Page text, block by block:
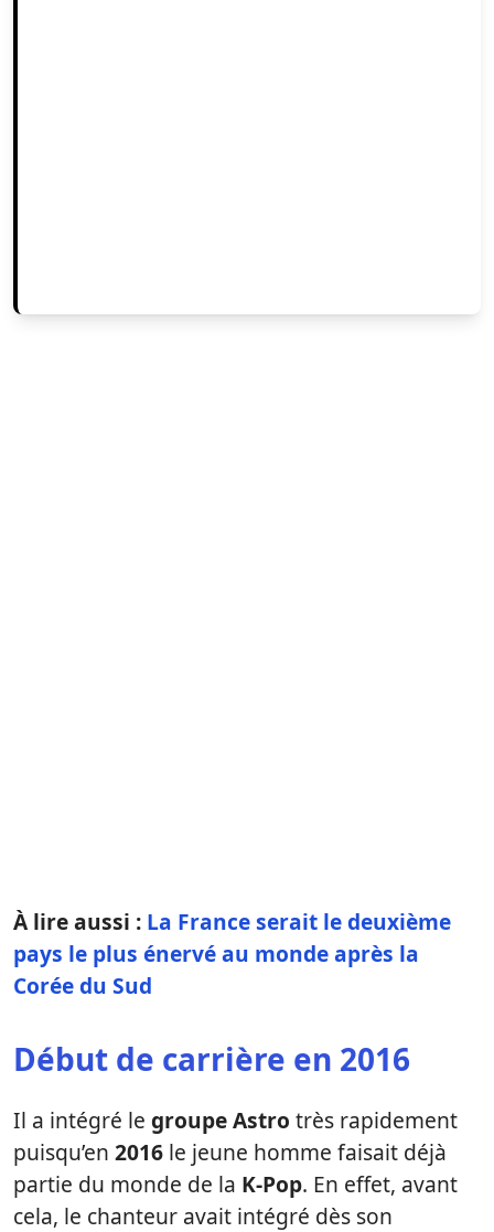
À lire aussi : La France serait le deuxième
pays le plus énervé au monde après la
Corée du Sud
Début de carrière en 2016
Il a intégré le groupe Astro très rapidement
puisqu’en 2016 le jeune homme faisait déjà
partie du monde de la K-Pop. En effet, avant
cela, le chanteur avait intégré dès son